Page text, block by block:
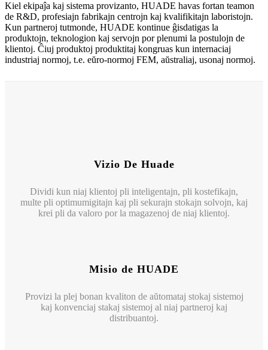
Kiel ekipaĵa kaj sistema provizanto, HUADE havas fortan teamon
de R&D, profesiajn fabrikajn centrojn kaj kvalifikitajn laboristojn.
Kun partneroj tutmonde, HUADE kontinue ĝisdatigas la
produktojn, teknologion kaj servojn por plenumi la postulojn de
klientoj. Ĉiuj produktoj produktitaj kongruas kun internaciaj
industriaj normoj, t.e. eŭro-normoj FEM, aŭstraliaj, usonaj normoj.
Vizio De Huade
Dividi kun niaj klientoj pli inteligentajn, pli kostefikajn,
multe pli optimumigitajn kaj pli sekurajn stokajn solvojn, kaj
krei pli da valoro por la magazenoj de niaj klientoj.
Misio de HUADE
Provizi la plej bonan kvaliton de aŭtomataj stokaj sistemoj
kaj konvenciaj stakaj sistemoj al niaj partneroj kaj
distribuantoj.